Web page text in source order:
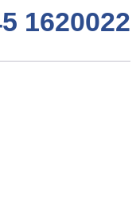
1620022